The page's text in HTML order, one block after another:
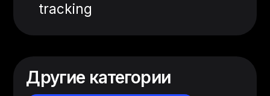
tracking
Другие категории